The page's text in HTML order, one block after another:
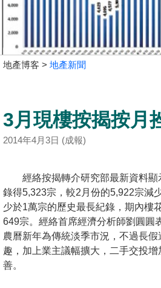
交
業
主
宅
谷
地
產
博
客
地
地產博客 > 地產新聞
3月現樓按揭按月
2014年4月3日 (成報)
經絡按揭轉介研究部最新資料顯
錄得5,323宗，較2月份的5,922宗減
少於1萬宗的歷史最長紀錄，期內樓
649宗。經絡首席經濟分析師劉圓圓
農曆新年為傳統淡季市況，不過長
趣，加上業主議幅擴大，二手交投
善。